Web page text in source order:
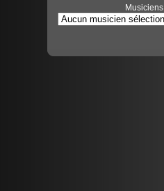
Musiciens